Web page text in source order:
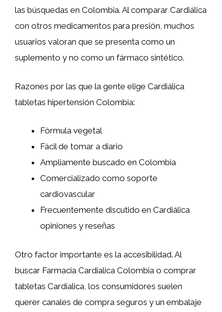
las búsquedas en Colombia. Al comparar Cardiálica
con otros medicamentos para presión, muchos
usuarios valoran que se presenta como un
suplemento y no como un fármaco sintético.
Razones por las que la gente elige Cardiálica
tabletas hipertensión Colombia:
Fórmula vegetal
Fácil de tomar a diario
Ampliamente buscado en Colombia
Comercializado como soporte
cardiovascular
Frecuentemente discutido en Cardiálica
opiniones y reseñas
Otro factor importante es la accesibilidad. Al
buscar Farmacia Cardialica Colombia o comprar
tabletas Cardialica, los consumidores suelen
querer canales de compra seguros y un embalaje